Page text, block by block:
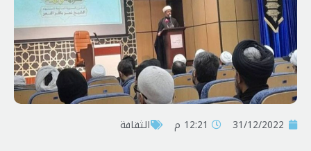
31/12/2022 12:21 م الثقافة